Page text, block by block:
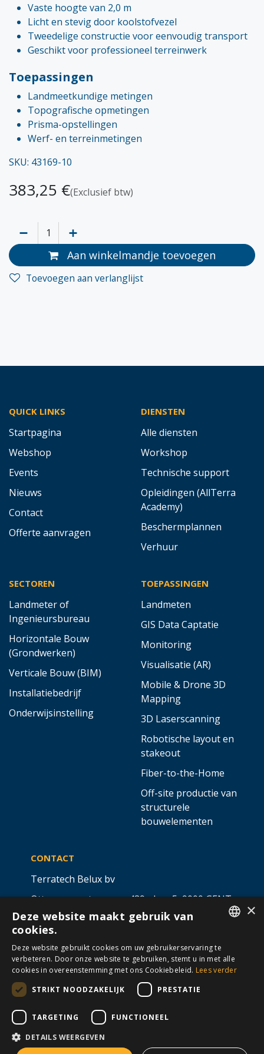
Vaste hoogte van 2,0 m
Licht en stevig door koolstofvezel
Tweedelige constructie voor eenvoudig transport
Geschikt voor professioneel terreinwerk
Toepassingen
Landmeetkundige metingen
Topografische opmetingen
Prisma-opstellingen
Werf- en terreinmetingen
SKU: 43169-10
383,25 €(Exclusief btw)
Aan winkelmandje toevoegen
Toevoegen aan verlanglijst
QUICK LINKS
Startpagina
Webshop
Events
Nieuws
Contact
Offerte aanvragen
DIENSTEN
Alle diensten
Workshop
Technische support
Opleidingen (AllTerra
Academy)
Beschermplannen
Verhuur
SECTOREN
Landmeter of
Ingenieursbureau
Horizontale Bouw
(Grondwerken)
Verticale Bouw (BIM)
Installatiebedrijf
Onderwijsinstelling
TOEPASSINGEN
Landmeten
GIS Data Captatie
Monitoring
Visualisatie (AR)
Mobile & Drone 3D
Mapping
3D Laserscanning
Robotische layout en
stakeout
Fiber-to-the-Home
Off-site productie van
structurele
bouwelementen
CONTACT
Terratech Belux bv
Ottergemsesteenweg 439 - bus 5,9000 GENT
info@allterra-belux.com+32 9 430 25 30
BE1009.467.122
VOLG ONS OP ​ ​
Algemene voorwaarden Cookies Disclaimer
FRENCH
×
Deze website maakt gebruik van
cookies.
Deze website gebruikt cookies om uw gebruikerservaring te
verbeteren. Door onze website te gebruiken, stemt u in met alle
cookies in overeenstemming met ons Cookiebeleid. Lees verder
STRIKT NOODZAKELIJK
PRESTATIE
TARGETING FUNCTIONEEL
DETAILS WEERGEVEN